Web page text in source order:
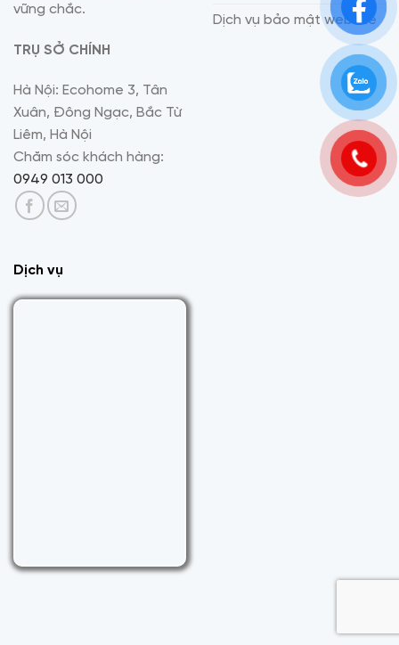
vững chắc.
TRỤ SỞ CHÍNH
Hà Nội: Ecohome 3, Tân
Xuân, Đông Ngạc, Bắc Từ
Liêm, Hà Nội
Chăm sóc khách hàng:
0949 013 000
Dịch vụ bảo mật website
Dịch vụ